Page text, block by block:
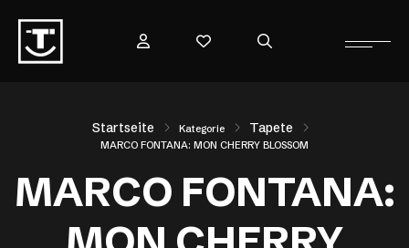
Startseite Kategorie Tapete
MARCO FONTANA: MON CHERRY BLOSSOM
MARCO FONTANA: